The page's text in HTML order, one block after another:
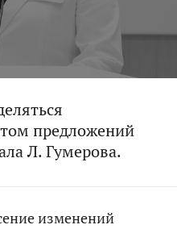
предложений
Л. Гумерова.
изменений